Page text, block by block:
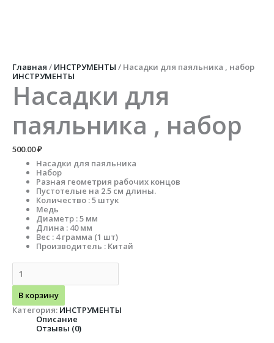
Главная / ИНСТРУМЕНТЫ / Насадки для паяльника , набор
ИНСТРУМЕНТЫ
Насадки для
паяльника , набор
500.00₽
Насадки для паяльника
Набор
Разная геометрия рабочих концов
Пустотелые на 2.5 см длины.
Количество : 5 штук
Медь
Диаметр : 5 мм
Длина : 40 мм
Вес : 4 грамма (1 шт)
Производитель : Китай
для
паяльника
,
набор
В корзину
Категория: ИНСТРУМЕНТЫ
Описание
Отзывы (0)